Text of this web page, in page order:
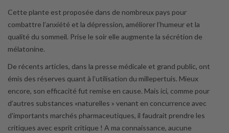
Cette plante est proposée dans de nombreux pays pour
combattre l’anxiété et la dépression, améliorer l’humeur et la
qualité du sommeil. Prise le soir elle augmente la sécrétion de
mélatonine.
De récents articles, dans la presse médicale et grand public, ont
émis des réserves quant à l’utilisation du millepertuis. Mieux
encore, son efficacité fut remise en cause. Mais ici, comme pour
d’autres substances «naturelles » venant en concurrence avec
d’importants marchés pharmaceutiques, il faudrait prendre les
critiques avec esprit critique ! A ma connaissance, aucune